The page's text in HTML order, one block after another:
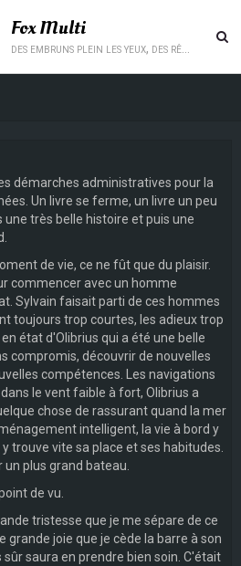
Fox Multi
des embruns plein les yeux, des rêves plein la tête.
démarches administratives pour la
Un livre se ferme, un livre un peu
très belle histoire et puis une
de vie, ce ne fût que du plaisir.
commencer avec un homme
Sylvain faisait parti de ces hommes
toujours trop courtes, les adieux trop
état d'Olibrius qui a été une belle
compromis, découvrir de nouvelles
compétences. Les navigations
le vent faible à fort, Olibrius a
chose de rassurant quand la mer
intelligent, la vie à bord y
trouve vite sa place et ses habitudes.
plus grand bateau.
de vu.
tristesse que je me sépare de ce
grande joie que je cède la barre à son
saura en prendre bien soin. C'était